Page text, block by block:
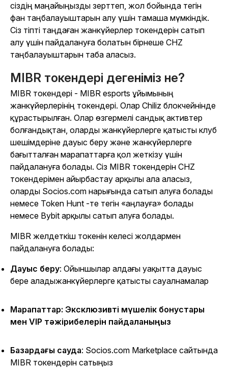
сіздің маңайыңызды зерттеп, жол бойында тегін
фан таңбалауыштарын алу үшін тамаша мүмкіндік.
Сіз тіпті таңдаған жанкүйерлер токендерін сатып
алу үшін пайдалануға болатын бірнеше CHZ
таңбалауыштарын таба аласыз.
MIBR токендері дегеніміз не?
MIBR токендері - MIBR esports ұйымының
жанкүйерлерінің токендері. Олар Chiliz блокчейнінде
құрастырылған. Олар өзгермелі сандық активтер
болғандықтан, оларды жанкүйерлерге қатысты клуб
шешімдеріне дауыс беру және жанкүйерлерге
бағытталған марапаттарға қол жеткізу үшін
пайдалануға болады. Сіз MIBR токендерін CHZ
токендерімен айырбастау арқылы ала аласыз,
оларды Socios.com нарығында сатып алуға болады
немесе Token Hunt -те тегін «аңлауға» болады
немесе Bybit арқылы сатып алуға болады.
MIBR желдеткіш токенін келесі жолдармен
пайдалануға болады:
Дауыс беру: Ойыншылар алдағы уақытта дауыс
бере аладыжанкүйерлерге қатысты сауалнамалар
Марапаттар: Эксклюзивті мүшелік бонустары
мен VIP тәжірибелерін пайдаланыңыз
Базардағы сауда: Socios.com Marketplace сайтында
MIBR токендерін сатыңыз